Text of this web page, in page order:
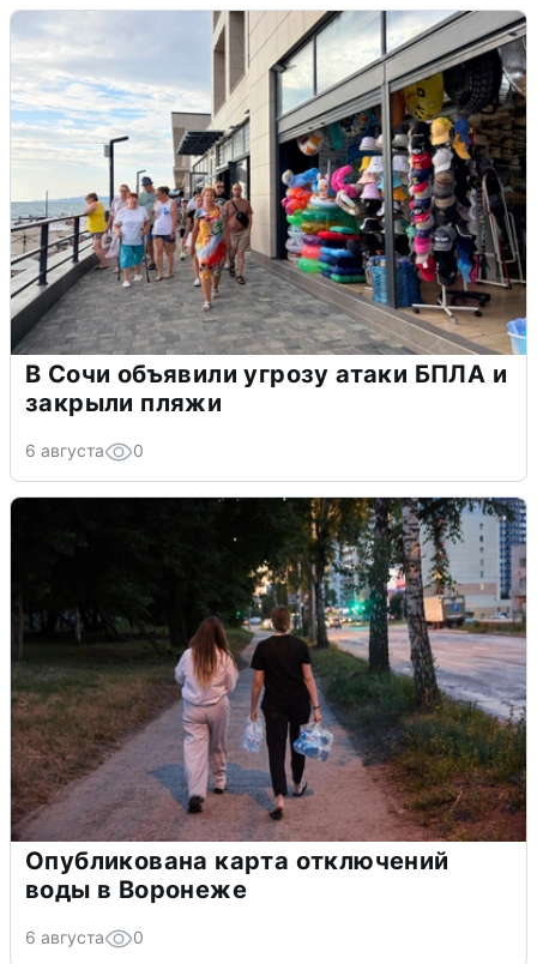
В Сочи объявили угрозу атаки БПЛА и
закрыли пляжи
6 августа 0
Опубликована карта отключений
воды в Воронеже
6 августа 0